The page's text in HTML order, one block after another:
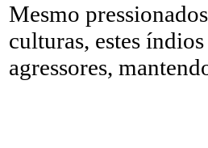
Mesmo
culturas, estes
agressores,